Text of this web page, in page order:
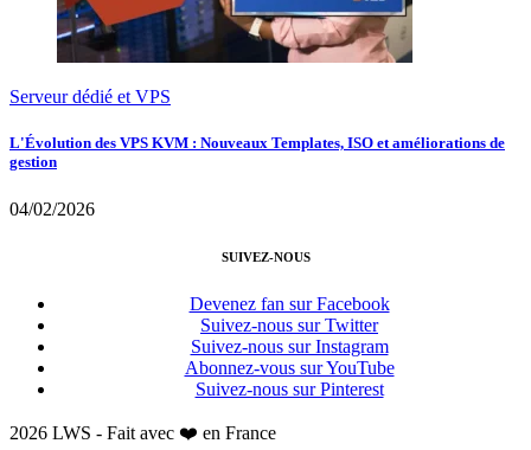
Serveur dédié et VPS
L'Évolution des VPS KVM : Nouveaux Templates, ISO et améliorations de
gestion
04/02/2026
SUIVEZ-NOUS
Devenez fan sur Facebook
Suivez-nous sur Twitter
Suivez-nous sur Instagram
Abonnez-vous sur YouTube
Suivez-nous sur Pinterest
2026 LWS - Fait avec ❤️ en France